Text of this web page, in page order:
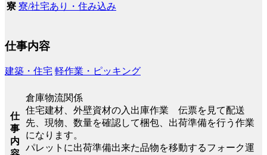
寮 寮/社宅あり・住み込み
仕事内容
建築・住宅 軽作業・ピッキング
仕
事
内
倉庫物流関係
住宅建材、外壁資材の入出庫作業 伝票を見て配送
先、現物、数量を確認して梱包、出荷準備を行う作業
になります。
パレットに出荷準備出来た品物を移動するフォーク運